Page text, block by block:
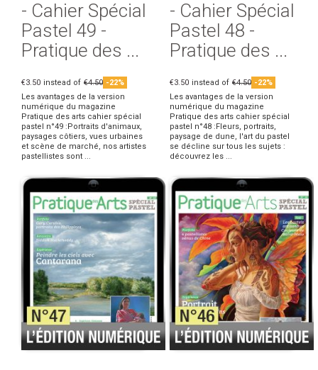
- Cahier Spécial
Pastel 49 -
Pratique des ...
€3.50 instead of €4.50 -22%
Les avantages de la version
numérique du magazine
Pratique des arts cahier spécial
pastel n°49 :Portraits d'animaux,
paysages côtiers, vues urbaines
et scène de marché, nos artistes
pastellistes sont ...
- Cahier Spécial
Pastel 48 -
Pratique des ...
€3.50 instead of €4.50 -22%
Les avantages de la version
numérique du magazine
Pratique des arts cahier spécial
pastel n°48 :Fleurs, portraits,
paysage de dune, l'art du pastel
se décline sur tous les sujets :
découvrez les ...